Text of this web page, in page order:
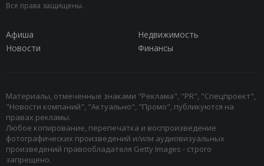
Все права защищены.
Афиша
Недвижимость
Новости
Финансы
Материалы, отмеченные знаками "Реклама", "PR", "Спецпроект",
"Новости компаний", "Актуально", "Промо", публикуются на
правах рекламы.
Любое копирование, перепечатка и воспроизведение
фотографических произведений и/или аудиовизуальных
произведений правообладателя Getty Images - строго
запрещено.